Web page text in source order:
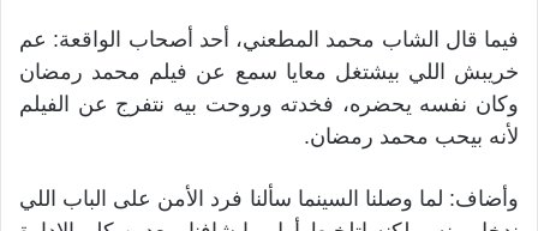
فيما قال الشاب محمد المطعني، أحد أصحاب الواقعة: عم
خريبش اللي بيشتغل معايا سمع عن فيلم محمد رمضان
وكان نفسه يحضره، فخدته وروحت بيه نتفرج عن الفيلم
لأنه بيحب محمد رمضان.
وأضاف: لما وصلنا السينما سألنا فرد الأمن على الباب اللي